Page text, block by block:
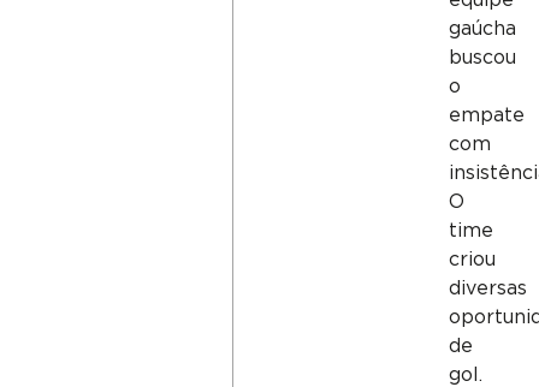
gaúcha
buscou
o
empate
com
O
time
criou
diversas
de
gol.